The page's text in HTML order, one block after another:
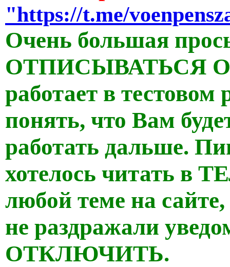
"https://t.me/
Очень большая
ОТПИСЫВАТЬСЯ
работает в
понять, что Вам
работать дальше.
хотелось читать в
любой теме на
не раздражали
ОТКЛЮЧИТЬ.